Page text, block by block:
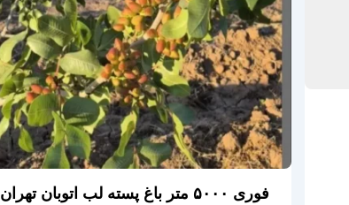
فوری ۵۰۰۰ متر باغ پسته لب اتوبان تهران